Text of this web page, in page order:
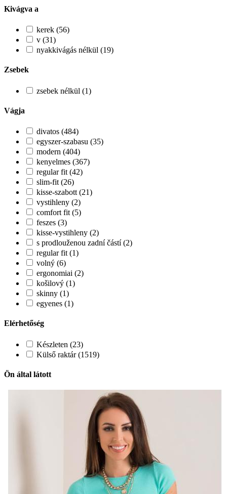
Kivágva a
kerek (56)
v (31)
nyakkivágás nélkül (19)
Zsebek
zsebek nélkül (1)
Vágja
divatos (484)
egyszer-szabasu (35)
modern (404)
kenyelmes (367)
regular fit (42)
slim-fit (26)
kisse-szabott (21)
vystihleny (2)
comfort fit (5)
feszes (3)
kisse-vystihleny (2)
s prodlouženou zadní částí (2)
regular fit (1)
volný (6)
ergonomiai (2)
košilový (1)
skinny (1)
egyenes (1)
Elérhetőség
Készleten (23)
Külső raktár (1519)
Ön által látott